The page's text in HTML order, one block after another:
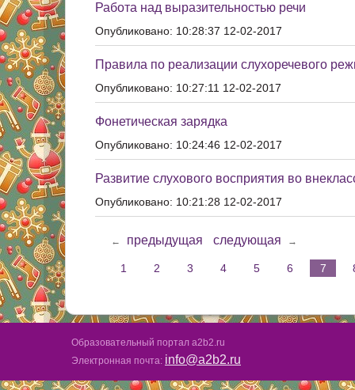
Работа над выразительностью речи
Опубликовано: 10:28:37 12-02-2017
Правила по реализации слухоречевого
Опубликовано: 10:27:11 12-02-2017
Фонетическая зарядка
Опубликовано: 10:24:46 12-02-2017
Развитие слухового восприятия во
Опубликовано: 10:21:28 12-02-2017
← предыдущая следующая →
1 2 3 4 5 6 7
Образовательный портал a2b2.ru
Электронная почта: info@a2b2.ru